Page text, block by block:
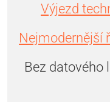
Výjezd
Nejmodernější
Bez datového